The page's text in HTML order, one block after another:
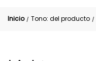
Inicio / Tono: del producto /